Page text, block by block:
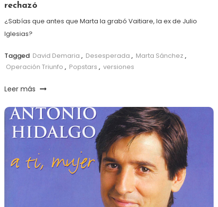
rechazó
¿Sabías que antes que Marta la grabó Vaitiare, la ex de Julio
Iglesias?
Tagged David Demaria , Desesperada , Marta Sánchez ,
Operación Triunfo , Popstars , versiones
Leer más